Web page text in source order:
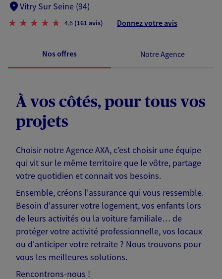
Vitry Sur Seine (94)
4,6 (161 avis) Donnez votre avis
Nos offres Notre Agence
À vos côtés, pour tous vos
projets
Choisir notre Agence AXA, c’est choisir une équipe
qui vit sur le même territoire que le vôtre, partage
votre quotidien et connait vos besoins.
Ensemble, créons l'assurance qui vous ressemble.
Besoin d'assurer votre logement, vos enfants lors
de leurs activités ou la voiture familiale… de
protéger votre activité professionnelle, vos locaux
ou d'anticiper votre retraite ? Nous trouvons pour
vous les meilleures solutions.
Rencontrons-nous !